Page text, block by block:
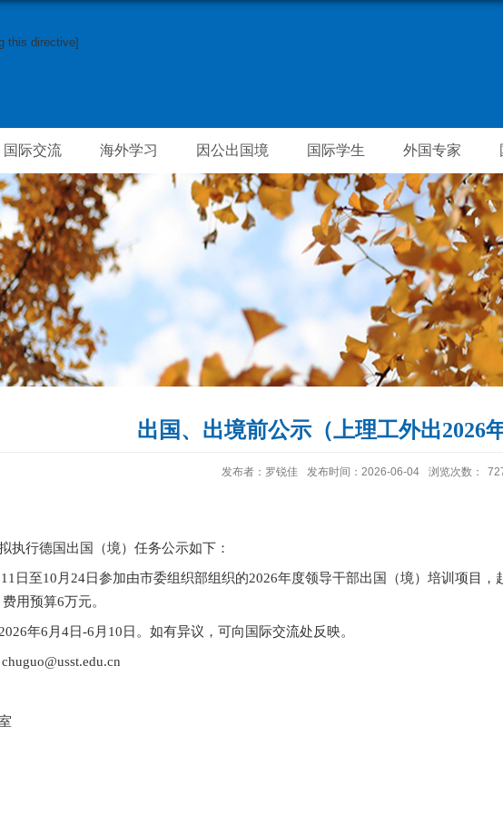
this directive]
国际交流 海外学习 因公出国境 国际学生 外国专家
出国、出境前公示（上理工外出2026
发布者：罗锐佳 发布时间：2026-06-04 浏览次数：
执行德国出国（境）任务公示如下：
11 日至10 月 24日参加由市委组织部组织的2026年度领导干部出国（境）培训项目，
用预算6万元。
2026年6 月 4日-6 月 10 日 。如有异议，可向国际交流处反映。
chuguo@usst.edu.cn